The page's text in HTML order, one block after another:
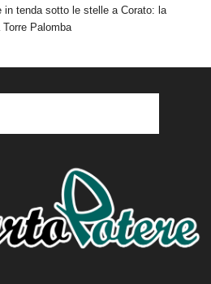
tenda sotto le stelle a Corato: la
Palomba